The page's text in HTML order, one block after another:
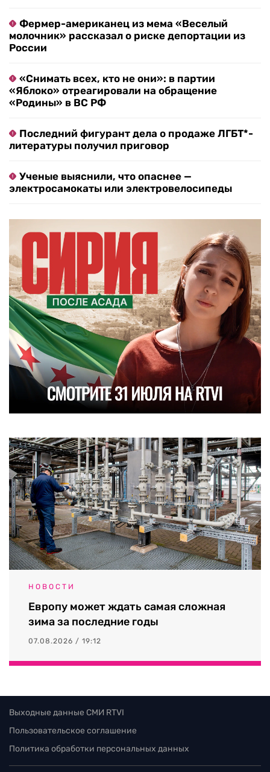
Фермер-американец из мема «Веселый
молочник» рассказал о риске депортации из
России
«Снимать всех, кто не они»: в партии
«Яблоко» отреагировали на обращение
«Родины» в ВС РФ
Последний фигурант дела о продаже ЛГБТ*-
литературы получил приговор
Ученые выяснили, что опаснее —
электросамокаты или электровелосипеды
НОВОСТИ
Европу может ждать самая сложная
зима за последние годы
07.08.2026 / 19:12
Выходные данные СМИ RTVI
Пользовательское соглашение
Политика обработки персональных данных